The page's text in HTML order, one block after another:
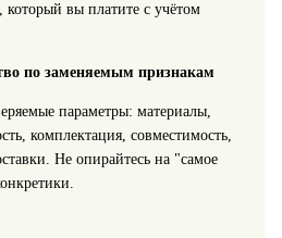
вы платите с учётом
по заменяемым признакам
параметры: материалы,
комплектация, совместимость,
Не опирайтесь на "самое